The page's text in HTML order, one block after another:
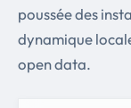
poussée des
dynamique
open data.